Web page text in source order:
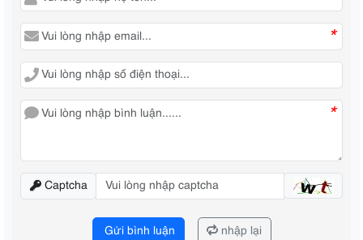
*
*
Captcha
Gửi bình luận nhập lại